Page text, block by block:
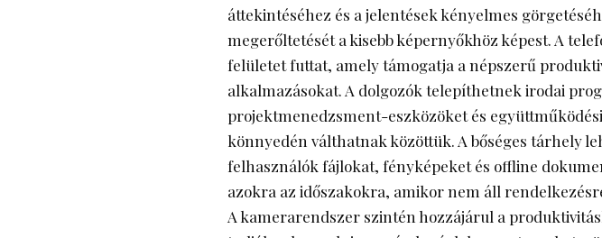
áttekintéséhez és a jelentések kényelmes
megerőltetését a kisebb képernyőkhöz képest. A
felületet futtat, amely támogatja a népszerű
alkalmazásokat. A dolgozók telepíthetnek irodai
projektmenedzsment-eszközöket és
könnyedén válthatnak közöttük. A bőséges tárhely
felhasználók fájlokat, fényképeket és offline
azokra az időszakokra, amikor nem áll
A kamerarendszer szintén hozzájárul a